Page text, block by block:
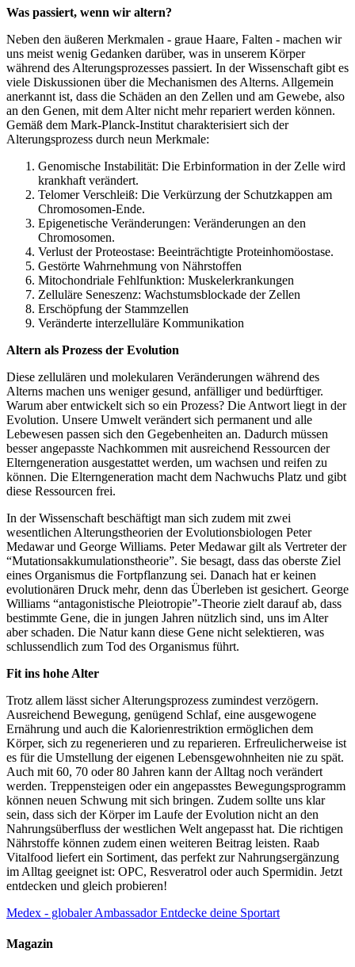
Was passiert, wenn wir altern?
Neben den äußeren Merkmalen - graue Haare, Falten - machen wir
uns meist wenig Gedanken darüber, was in unserem Körper
während des Alterungsprozesses passiert. In der Wissenschaft gibt es
viele Diskussionen über die Mechanismen des Alterns. Allgemein
anerkannt ist, dass die Schäden an den Zellen und am Gewebe, also
an den Genen, mit dem Alter nicht mehr repariert werden können.
Gemäß dem Mark-Planck-Institut charakterisiert sich der
Alterungsprozess durch neun Merkmale:
Genomische Instabilität: Die Erbinformation in der Zelle wird
krankhaft verändert.
Telomer Verschleiß: Die Verkürzung der Schutzkappen am
Chromosomen-Ende.
Epigenetische Veränderungen: Veränderungen an den
Chromosomen.
Verlust der Proteostase: Beeinträchtigte Proteinhomöostase.
Gestörte Wahrnehmung von Nährstoffen
Mitochondriale Fehlfunktion: Muskelerkrankungen
Zelluläre Seneszenz: Wachstumsblockade der Zellen
Erschöpfung der Stammzellen
Veränderte interzelluläre Kommunikation
Altern als Prozess der Evolution
Diese zellulären und molekularen Veränderungen während des
Alterns machen uns weniger gesund, anfälliger und bedürftiger.
Warum aber entwickelt sich so ein Prozess? Die Antwort liegt in der
Evolution. Unsere Umwelt verändert sich permanent und alle
Lebewesen passen sich den Gegebenheiten an. Dadurch müssen
besser angepasste Nachkommen mit ausreichend Ressourcen der
Elterngeneration ausgestattet werden, um wachsen und reifen zu
können. Die Elterngeneration macht dem Nachwuchs Platz und gibt
diese Ressourcen frei.
In der Wissenschaft beschäftigt man sich zudem mit zwei
wesentlichen Alterungstheorien der Evolutionsbiologen Peter
Medawar und George Williams. Peter Medawar gilt als Vertreter der
“Mutationsakkumulationstheorie”. Sie besagt, dass das oberste Ziel
eines Organismus die Fortpflanzung sei. Danach hat er keinen
evolutionären Druck mehr, denn das Überleben ist gesichert. George
Williams “antagonistische Pleiotropie”-Theorie zielt darauf ab, dass
bestimmte Gene, die in jungen Jahren nützlich sind, uns im Alter
aber schaden. Die Natur kann diese Gene nicht selektieren, was
schlussendlich zum Tod des Organismus führt.
Fit ins hohe Alter
Trotz allem lässt sicher Alterungsprozess zumindest verzögern.
Ausreichend Bewegung, genügend Schlaf, eine ausgewogene
Ernährung und auch die Kalorienrestriktion ermöglichen dem
Körper, sich zu regenerieren und zu reparieren. Erfreulicherweise ist
es für die Umstellung der eigenen Lebensgewohnheiten nie zu spät.
Auch mit 60, 70 oder 80 Jahren kann der Alltag noch verändert
werden. Treppensteigen oder ein angepasstes Bewegungsprogramm
können neuen Schwung mit sich bringen. Zudem sollte uns klar
sein, dass sich der Körper im Laufe der Evolution nicht an den
Nahrungsüberfluss der westlichen Welt angepasst hat. Die richtigen
Nährstoffe können zudem einen weiteren Beitrag leisten. Raab
Vitalfood liefert ein Sortiment, das perfekt zur Nahrungsergänzung
im Alltag geeignet ist: OPC, Resveratrol oder auch Spermidin. Jetzt
entdecken und gleich probieren!
Medex - globaler Ambassador Entdecke deine Sportart
Magazin